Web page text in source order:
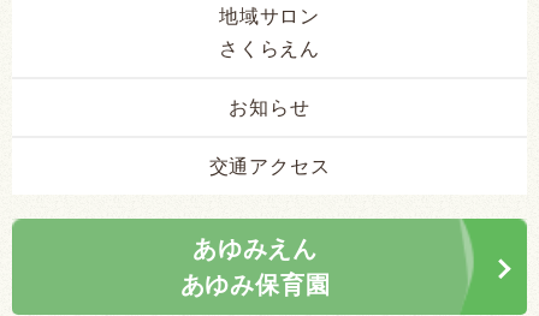
地域サロン
さくらえん
お知らせ
交通アクセス
あゆみえん
あゆみ保育園